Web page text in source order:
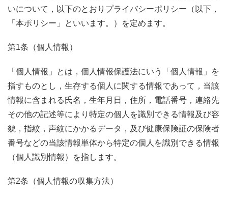
いについて，以下のとおりプライバシーポリシー（以下，
「本ポリシー」といいます。）を定めます。
第1条（個人情報）
「個人情報」とは，個人情報保護法にいう「個人情報」を
指すものとし，生存する個人に関する情報であって，当該
情報に含まれる氏名，生年月日，住所，電話番号，連絡先
その他の記述等により特定の個人を識別できる情報及び容
貌，指紋，声紋にかかるデータ，及び健康保険証の保険者
番号などの当該情報単体から特定の個人を識別できる情報
（個人識別情報）を指します。
第2条（個人情報の収集方法）